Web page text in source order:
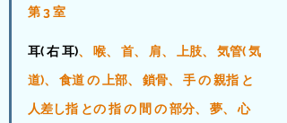
第 3 室
耳( 右 耳)、 喉、 首、 肩、 上肢、 気管( 気
道)、 食道 の 上部、 鎖骨、 手 の 親指 と
人差し指 との 指 の 間 の 部分、 夢、 心